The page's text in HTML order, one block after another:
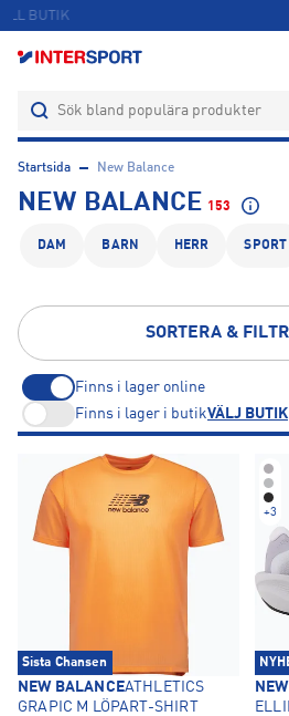
Startsida New Balance
NEW BALANCE 153
DAM BARN HERR SPORT
SORTERA &
Finns i lager online
Finns i lager i butikVÄLJ BUTIK
Sista Chansen
NEW BALANCEATHLETICS
GRAPIC M LÖPART-SHIRT
+3